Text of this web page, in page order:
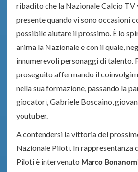
ribadito che la Nazionale Calcio TV
presente quando vi sono occasioni
possibile aiutare il prossimo. È lo
anima la Nazionale e con il quale,
innumerevoli personaggi di talento.
proseguito affermando il
nella sua formazione, passando la
giocatori, Gabriele Boscaino,
youtuber.
A contendersi la vittoria del
Nazionale Piloti. In rappresentanza
Piloti è intervenuto Marco